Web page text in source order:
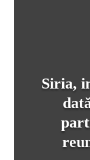
Siria,